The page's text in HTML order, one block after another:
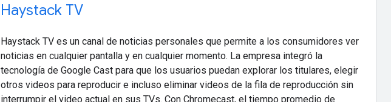
Haystack TV
Haystack TV es un canal de noticias personales que permite a los consumidores ver
noticias en cualquier pantalla y en cualquier momento. La empresa integró la
tecnología de Google Cast para que los usuarios puedan explorar los titulares, elegir
otros videos para reproducir e incluso eliminar videos de la fila de reproducción sin
interrumpir el video actual en sus TVs. Con Chromecast, el tiempo promedio de